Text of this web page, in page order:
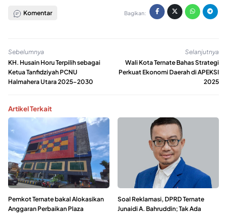
Komentar Bagikan:
Sebelumnya
KH. Husain Horu Terpilih sebagai
Ketua Tanfidziyah PCNU
Halmahera Utara 2025–2030
Selanjutnya
Wali Kota Ternate Bahas Strategi
Perkuat Ekonomi Daerah di APEKSI
2025
Artikel Terkait
Pemkot Ternate bakal Alokasikan
Anggaran Perbaikan Plaza
Soal Reklamasi, DPRD Ternate
Junaidi A. Bahruddin; Tak Ada